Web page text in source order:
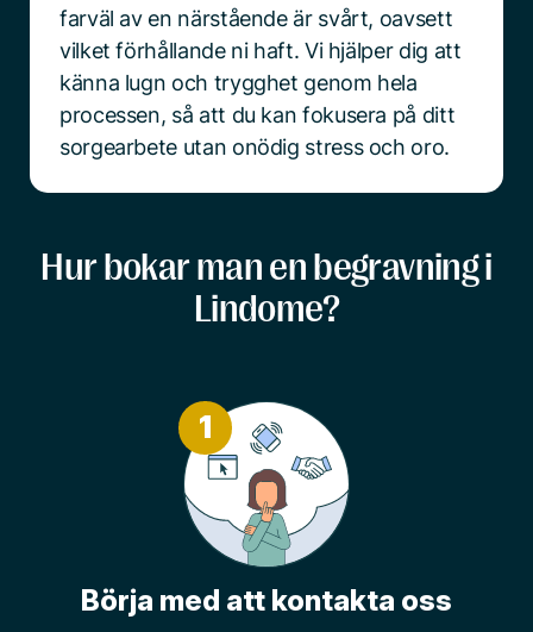
farväl av en närstående är svårt, oavsett
vilket förhållande ni haft. Vi hjälper dig att
känna lugn och trygghet genom hela
processen, så att du kan fokusera på ditt
sorgearbete utan onödig stress och oro.
Hur bokar man en begravning i
Lindome?
1
Börja med att kontakta oss